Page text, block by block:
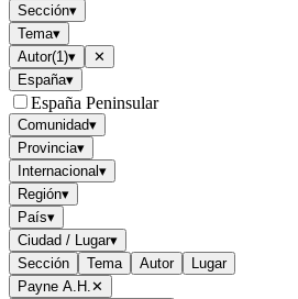
Sección▾
Tema▾
Autor(1)▾
✕
España▾
España Peninsular
Comunidad▾
Provincia▾
Internacional▾
Región▾
País▾
Ciudad / Lugar▾
Sección
Tema Autor
Lugar
Payne A.H. ✕